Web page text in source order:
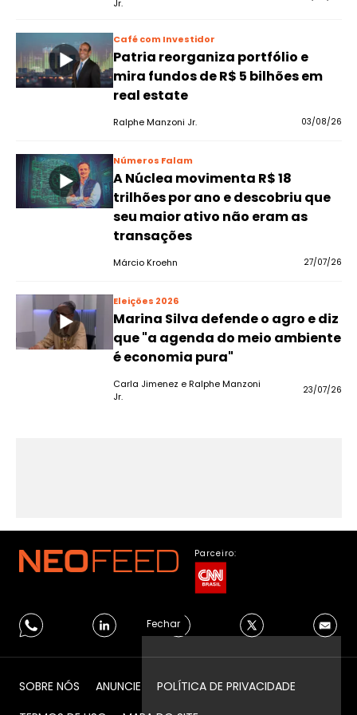
Jr.
Café com Investidor
Patria reorganiza portfólio e
mira fundos de R$ 5 bilhões em
real estate
Ralphe Manzoni Jr. 03/08/26
Números Falam
A Núclea movimenta R$ 18
trilhões por ano e descobriu que
seu maior ativo não eram as
transações
Márcio Kroehn 27/07/26
Eleições 2026
Marina Silva defende o agro e diz
que "a agenda do meio ambiente
é economia pura"
Carla Jimenez e Ralphe Manzoni
Jr.
23/07/26
Fechar
Parceiro:
SOBRE NÓS ANUNCIE
POLÍTICA DE PRIVACIDADE